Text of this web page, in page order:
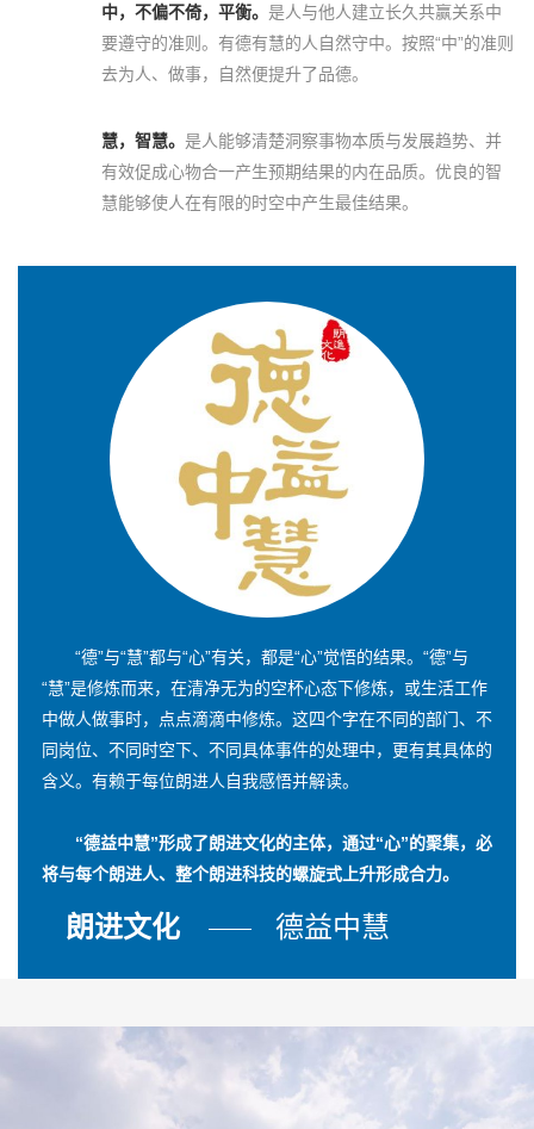
中，不偏不倚，平衡。 是人与他人建立长久共赢关系中
要遵守的准则。有德有慧的人自然守中。按照“中”的准则
去为人、做事，自然便提升了品德。
慧，智慧。 是人能够清楚洞察事物本质与发展趋势、并
有效促成心物合一产生预期结果的内在品质。优良的智
慧能够使人在有限的时空中产生最佳结果。
“德”与“慧”都与“心”有关，都是“心”觉悟的结果。“德”与
“慧”是修炼而来，在清净无为的空杯心态下修炼，或生活工作
中做人做事时，点点滴滴中修炼。这四个字在不同的部门、不
同岗位、不同时空下、不同具体事件的处理中，更有其具体的
含义。有赖于每位朗进人自我感悟并解读。
“德益中慧”形成了朗进文化的主体，通过“心”的聚集，必
将与每个朗进人、整个朗进科技的螺旋式上升形成合力。
朗进文化 德益中慧